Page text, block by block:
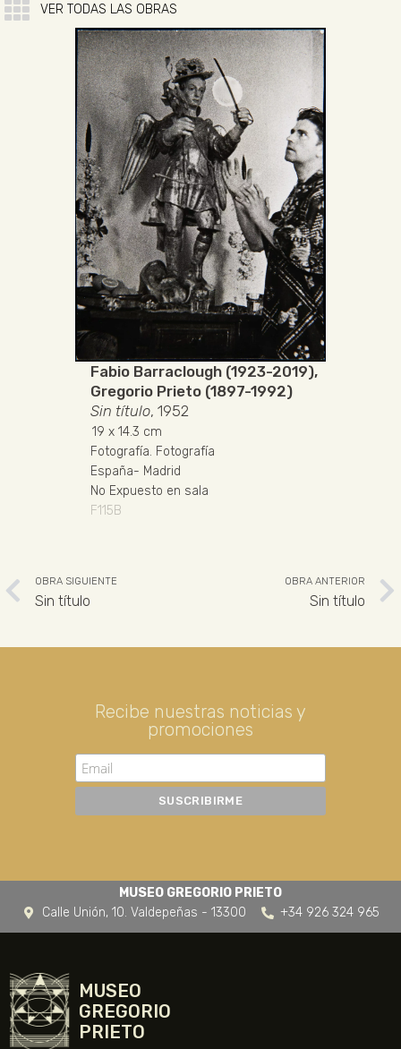
VER TODAS LAS OBRAS
Fabio Barraclough (1923-2019),
Gregorio Prieto (1897-1992)
Sin título, 1952
19 x 14.3 cm
Fotografía. Fotografía
España- Madrid
No Expuesto en sala
F115B
OBRA SIGUIENTE
Sin título
OBRA ANTERIOR
Sin título
Recibe nuestras noticias y
promociones
MUSEO GREGORIO PRIETO
Calle Unión, 10. Valdepeñas - 13300
+34 926 324 965
MUSEO
GREGORIO
PRIETO